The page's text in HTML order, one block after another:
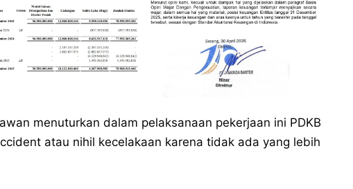
menuturkan dalam pelaksanaan pekerjaan ini PDKB
atau nihil kecelakaan karena tidak ada yang lebih